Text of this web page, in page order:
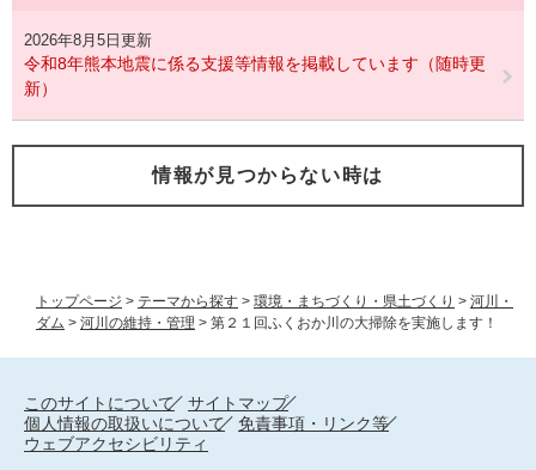
トップページ > テーマから探す > 環境・まちづくり・県土づくり > 河川・
ダム > 河川の維持・管理 > 第２１回ふくおか川の大掃除を実施します！
2026年8月5日更新
令和8年熊本地震に係る支援等情報を掲載しています（随時更
新）
情報が見つからない時は
このサイトについて
サイトマップ
個人情報の取扱いについて
免責事項・リンク等
ウェブアクセシビリティ